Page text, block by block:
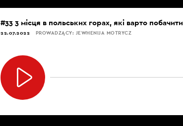
#33 3 місця в польських горах, які варто побачити
22.07.2022 PROWADZĄCY: JEWHENIJA MOTRYCZ